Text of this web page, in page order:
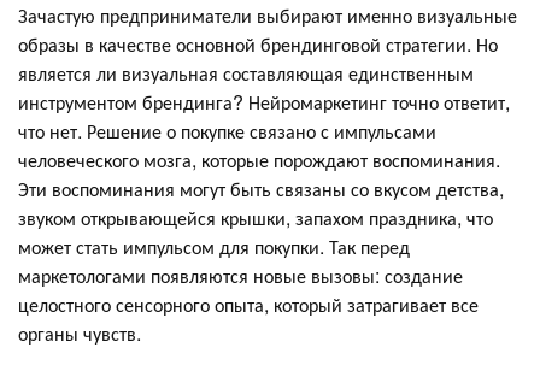
Зачастую предприниматели выбирают именно визуальные
образы в качестве основной брендинговой стратегии. Но
является ли визуальная составляющая единственным
инструментом брендинга? Нейромаркетинг точно ответит,
что нет. Решение о покупке связано с импульсами
человеческого мозга, которые порождают воспоминания.
Эти воспоминания могут быть связаны со вкусом детства,
звуком открывающейся крышки, запахом праздника, что
может стать импульсом для покупки. Так перед
маркетологами появляются новые вызовы: создание
целостного сенсорного опыта, который затрагивает все
органы чувств.